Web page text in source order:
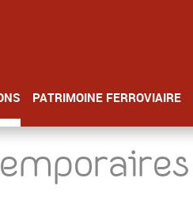
PATRIMOINE FERROVIAIRE